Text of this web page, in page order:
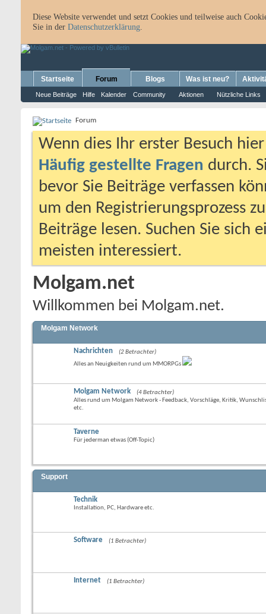
Diese Website verwendet und setzt Cookies und teilweise auch
Sie in der Datenschutzerklärung.
Startseite Forum
Neue Beiträge Hilfe Kalender Community Aktionen Nützliche Links
Blogs Was ist neu?
Forum
Wenn dies Ihr erster Besuch
Häufig gestellte Fragen durch.
bevor Sie Beiträge verfassen
um den Registrierungsprozess
Beiträge lesen. Suchen Sie sich
meisten interessiert.
Molgam.net
Willkommen bei Molgam.net.
Molgam Network
Nachrichten
(2 Betrachter)
Alles an Neuigkeiten rund um MMORPGs
Molgam Network
(4 Betrachter)
Alles rund um Molgam Network - Feedback, Vorschläge, Kritik,
etc.
Taverne
Für jederman etwas (Off-Topic)
Support
Technik
Installation, PC, Hardware etc.
Software (1 Betrachter)
Internet (1 Betrachter)